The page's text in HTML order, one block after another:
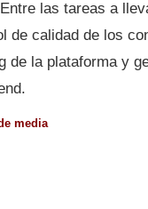
las tareas a
de calidad de los
de la plataforma y
media